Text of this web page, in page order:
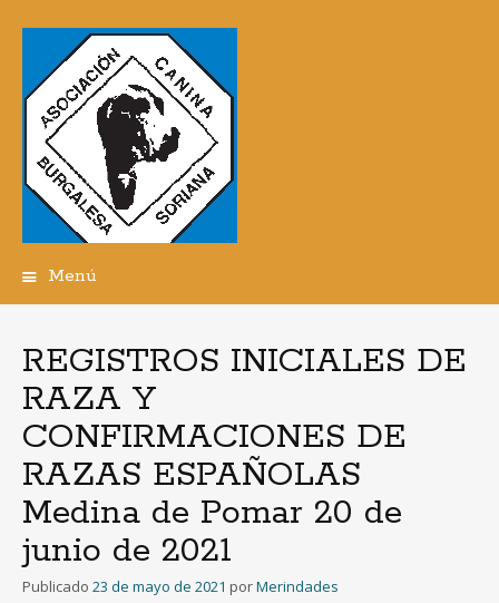
Menú
REGISTROS INICIALES DE
RAZA Y
CONFIRMACIONES DE
RAZAS ESPAÑOLAS
Medina de Pomar 20 de
junio de 2021
Publicado 23 de mayo de 2021 porMerindades